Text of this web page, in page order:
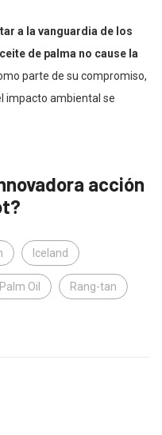
a la vanguardia de los
de palma no cause la
parte de su compromiso,
impacto ambiental se
acción
Iceland
Palm Oil Rang-tan